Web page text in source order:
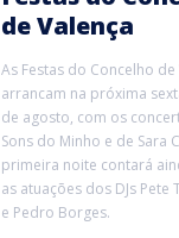
de Valença
As Festas do Concelho de
arrancam na próxima
de agosto, com os
Sons do Minho e de Sara
primeira noite contará
as atuações dos DJs Pete
e Pedro Borges.